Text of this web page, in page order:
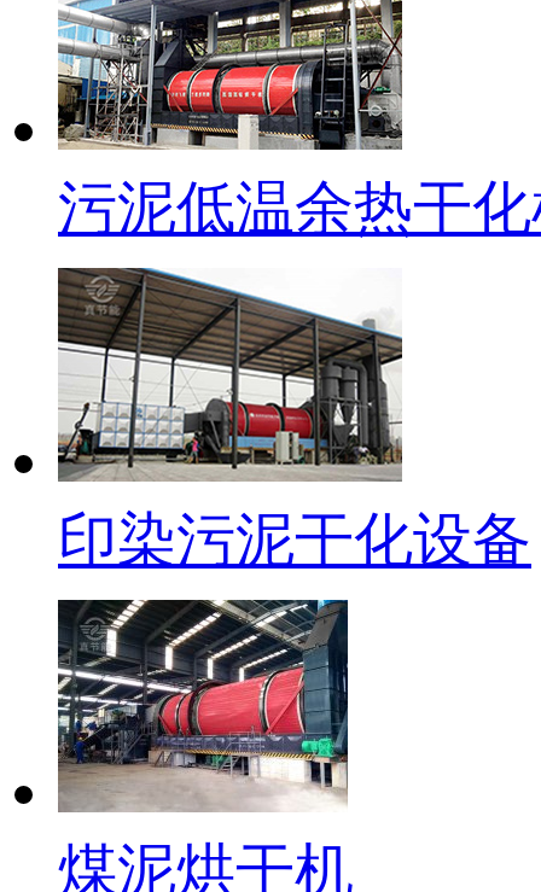
污泥低温余热干
印染污泥干化设备
煤泥烘干机